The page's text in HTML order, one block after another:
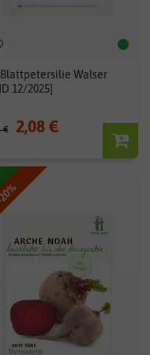
Blattpetersilie Walser
12/2025]
€ 2,08 €